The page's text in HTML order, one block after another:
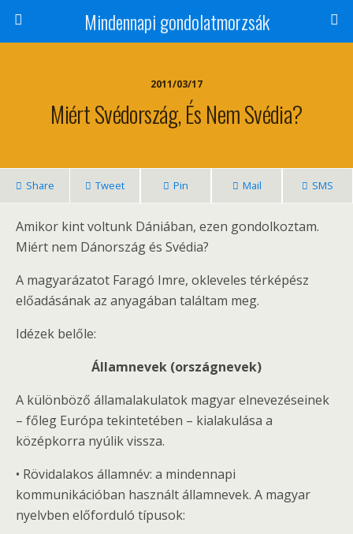
Mindennapi gondolatmorzsák
2011/03/17
Miért Svédország, És Nem Svédia?
Share Tweet Pin Mail SMS
Amikor kint voltunk Dániában, ezen gondolkoztam.
Miért nem Dánország és Svédia?
A magyarázatot Faragó Imre, okleveles térképész
előadásának az anyagában találtam meg.
Idézek belőle:
Államnevek (országnevek)
A különböző államalakulatok magyar elnevezéseinek
– főleg Európa tekintetében – kialakulása a
középkorra nyúlik vissza.
• Rövidalakos államnév: a mindennapi
kommunikációban használt államnevek. A magyar
nyelvben előforduló típusok: